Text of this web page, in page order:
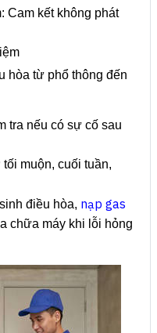
Cam kết không phát
hòa từ phổ thông đến
tra nếu có sự cố sau
tối muộn, cuối tuần,
điều hòa, nạp gas
chữa máy khi lỗi hỏng